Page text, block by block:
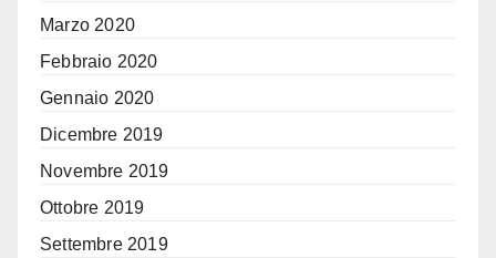
Marzo 2020
Febbraio 2020
Gennaio 2020
Dicembre 2019
Novembre 2019
Ottobre 2019
Settembre 2019